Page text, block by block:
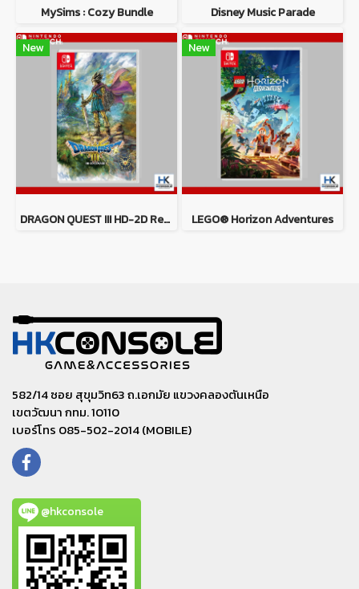
MySims : Cozy Bundle Disney Music Parade
New
DRAGON QUEST III HD-2D Remake
New
LEGO® Horizon Adventures
582/14 ซอย สุขุมวิท63 ถ.เอกมัย แขวงคลองตันเหนือ
เขตวัฒนา กทม. 10110
เบอร์โทร 085-502-2014 (MOBILE)
@hkconsole